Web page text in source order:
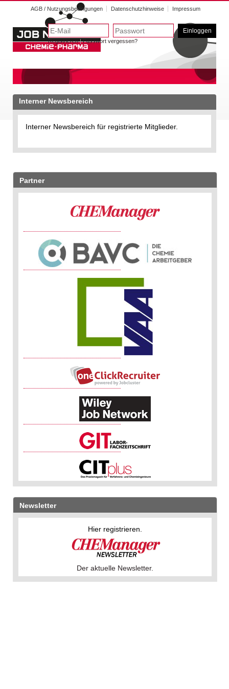
AGB / Nutzungsbedingungen Datenschutzhinweise Impressum
Einloggen
Registrieren|Passwort vergessen?
Interner Newsbereich
Interner Newsbereich für registrierte Mitglieder.
Partner
Newsletter
Hier registrieren.
Der aktuelle Newsletter.